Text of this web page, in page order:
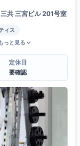
共 三宮ビル 201号室
ィス
っと見る
定休日
要確認